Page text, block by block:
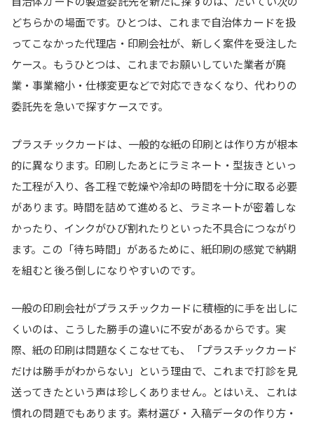
どちらかの場面です。ひとつは、これまで自治体カードを扱
ってこなかった代理店・印刷会社が、新しく案件を受注した
ケース。もうひとつは、これまでお願いしていた業者が廃
業・事業縮小・仕様変更などで対応できなくなり、代わりの
委託先を急いで探すケースです。
プラスチックカードは、一般的な紙の印刷とは作り方が根本
的に異なります。印刷したあとにラミネート・型抜きといっ
た工程が入り、各工程で乾燥や冷却の時間を十分に取る必要
があります。時間を詰めて進めると、ラミネートが密着しな
かったり、インクがひび割れたりといった不具合につながり
ます。この「待ち時間」があるために、紙印刷の感覚で納期
を組むと後ろ倒しになりやすいのです。
一般の印刷会社がプラスチックカードに積極的に手を出しに
くいのは、こうした勝手の違いに不安があるからです。実
際、紙の印刷は問題なくこなせても、「プラスチックカード
だけは勝手がわからない」という理由で、これまで打診を見
送ってきたという声は珍しくありません。とはいえ、これは
慣れの問題でもあります。素材選び・入稿データの作り方・